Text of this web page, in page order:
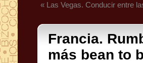
« Las Vegas. Conducir entre
Francia.
más bean to